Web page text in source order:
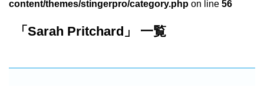
content/themes/stingerpro/category.php on line 56
「Sarah Pritchard」 一覧